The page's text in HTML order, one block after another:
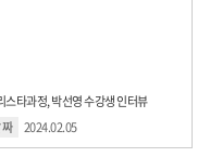
스타과정, 박선영 수강생 인터뷰
짜 2024.02.05